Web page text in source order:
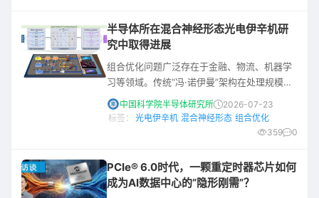
练。
半导体所在混合神经形态光电伊辛机研
究中取得进展
组合优化问题广泛存在于金融、物流、机器学
习等领域。传统“冯·诺伊曼”架构在处理规模日
益庞大的问题时面临显著瓶颈。光电伊辛机利
用物理系统的动力学演化进行本征并行求解，
是实现大规模组合优化硬件加速的重要技术路
伊辛模型离散二元约束之间存在本质差异，使
系统演化过程易受硬件振幅不均匀、噪声累积
和性能漂移等因素影响，导致求解准确度下
中国科学院半导体研究所
2026-07-23
标签：
光电伊辛机 混合神经形态 组合优化
359
0
PCIe® 6.0时代，一颗重定时器芯片如何
成为AI数据中心的“隐形刚需”？